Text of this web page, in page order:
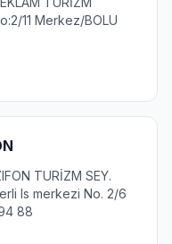
11 Merkez/BOLU
TURİZM SEY.
Is merkezi No. 2/6
88